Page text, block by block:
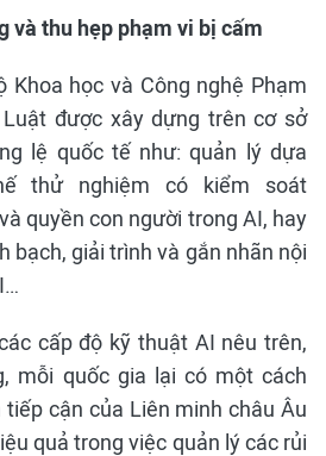
và thu hẹp phạm vi bị cấm
Khoa học và Công nghệ Phạm
được xây dựng trên cơ sở
lệ quốc tế như: quản lý dựa
thử nghiệm có kiểm soát
quyền con người trong AI, hay
bạch, giải trình và gắn nhãn nội
cấp độ kỹ thuật AI nêu trên,
mỗi quốc gia lại có một cách
cận của Liên minh châu Âu
quả trong việc quản lý các rủi